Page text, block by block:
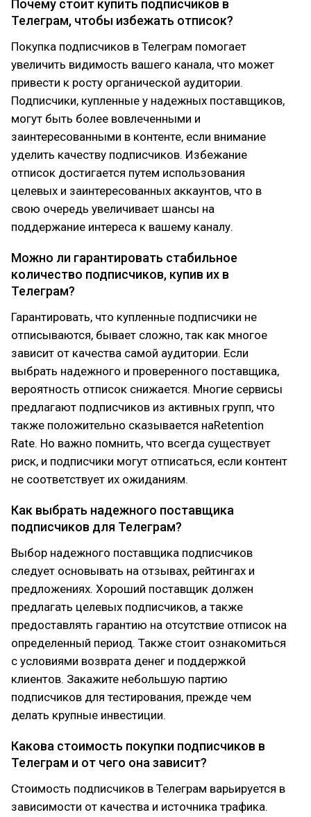
Почему стоит купить подписчиков в
Телеграм, чтобы избежать отписок?
Покупка подписчиков в Телеграм помогает
увеличить видимость вашего канала, что может
привести к росту органической аудитории.
Подписчики, купленные у надежных поставщиков,
могут быть более вовлеченными и
заинтересованными в контенте, если внимание
уделить качеству подписчиков. Избежание
отписок достигается путем использования
целевых и заинтересованных аккаунтов, что в
свою очередь увеличивает шансы на
поддержание интереса к вашему каналу.
Можно ли гарантировать стабильное
количество подписчиков, купив их в
Телеграм?
Гарантировать, что купленные подписчики не
отписываются, бывает сложно, так как многое
зависит от качества самой аудитории. Если
выбрать надежного и проверенного поставщика,
вероятность отписок снижается. Многие сервисы
предлагают подписчиков из активных групп, что
также положительно сказывается наRetention
Rate. Но важно помнить, что всегда существует
риск, и подписчики могут отписаться, если контент
не соответствует их ожиданиям.
Как выбрать надежного поставщика
подписчиков для Телеграм?
Выбор надежного поставщика подписчиков
следует основывать на отзывах, рейтингах и
предложениях. Хороший поставщик должен
предлагать целевых подписчиков, а также
предоставлять гарантию на отсутствие отписок на
определенный период. Также стоит ознакомиться
с условиями возврата денег и поддержкой
клиентов. Закажите небольшую партию
подписчиков для тестирования, прежде чем
делать крупные инвестиции.
Какова стоимость покупки подписчиков в
Телеграм и от чего она зависит?
Стоимость подписчиков в Телеграм варьируется в
зависимости от качества и источника трафика.